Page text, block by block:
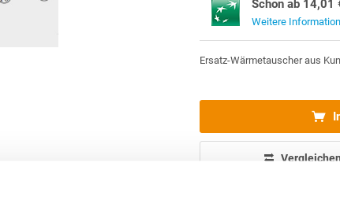
Schon ab 14,01
Weitere
Ersatz-Wärmetauscher aus